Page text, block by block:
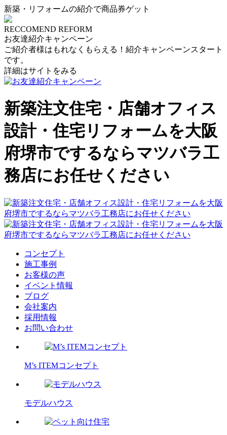
新築・リフォームの紹介で商品券ゲット
RECCOMEND REFORM
お友達紹介キャンペーン
ご紹介者様はもれなくもらえる！紹介キャンペーンスタート
です。
詳細はサイトをみる
新築注文住宅・店舗オフィス
設計・住宅リフォームを大阪
府堺市でするならマツバラ工
務店にお任せください
コンセプト
施工事例
お客様の声
イベント情報
ブログ
会社案内
採用情報
お問い合わせ
M’s ITEMコンセプト
モデルハウス